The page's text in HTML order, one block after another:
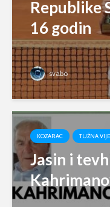
Republike
16 godin
svabo
KOZARAC TUŽNA
Jasin i